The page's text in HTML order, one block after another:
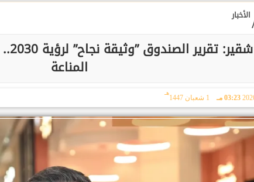
الأخبار
المناعة
03:23 مـ 1 شعبان 1447
هـ